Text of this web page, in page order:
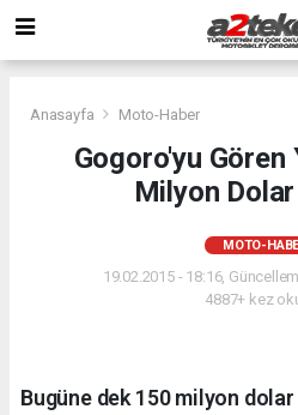
Anasayfa Moto-Haber
Gogoro'yu Gören
Milyon Dolar
MOTO-
19.02.2015 - 18:16,
4887+ kez
Bugüne dek 150 milyon dolar